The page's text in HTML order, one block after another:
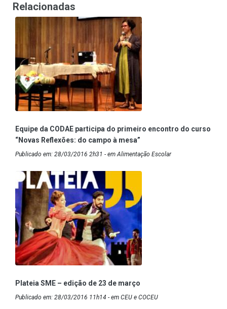
Relacionadas
Equipe da CODAE participa do primeiro encontro do curso
“Novas Reflexões: do campo à mesa”
Publicado em: 28/03/2016 2h31 - em Alimentação Escolar
Plateia SME – edição de 23 de março
Publicado em: 28/03/2016 11h14 - em CEU e COCEU